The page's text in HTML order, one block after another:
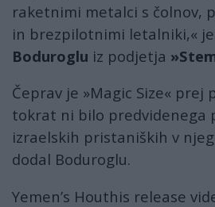
raketnimi metalci s čolnov,
in brezpilotnimi letalniki,«
Boduroglu iz podjetja
Čeprav je »Magic Size« prej
tokrat ni bilo predvidenega
izraelskih pristaniških v
dodal Boduroglu.
Yemen’s Houthis release